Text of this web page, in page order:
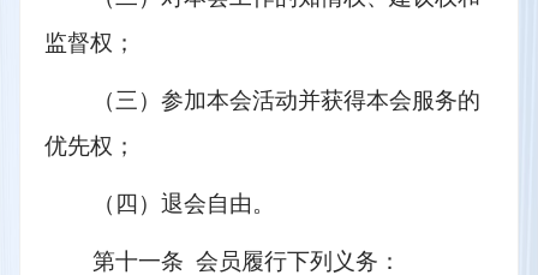
监督权；
（三）参加本会活动并获得本会服务的
优先权；
（四）退会自由。
第十一条  会员履行下列义务：